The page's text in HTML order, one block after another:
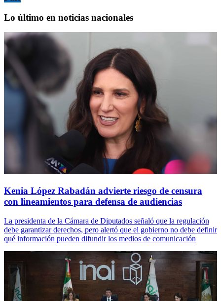
Lo último en noticias nacionales
Kenia López Rabadán advierte riesgo de censura
con lineamientos para defensa de audiencias
La presidenta de la Cámara de Diputados señaló que la regulación
debe garantizar derechos, pero alertó que el gobierno no debe definir
qué información pueden difundir los medios de comunicación